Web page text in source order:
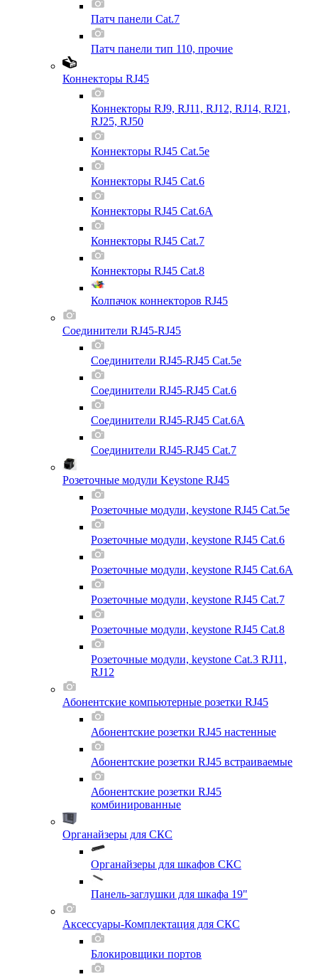
Патч панели Cat.7
Патч панели тип 110, прочие
Коннекторы RJ45
Коннекторы RJ9, RJ11, RJ12, RJ14, RJ21,
RJ25, RJ50
Коннекторы RJ45 Cat.5e
Коннекторы RJ45 Cat.6
Коннекторы RJ45 Cat.6A
Коннекторы RJ45 Cat.7
Коннекторы RJ45 Cat.8
Колпачок коннекторов RJ45
Соединители RJ45-RJ45
Соединители RJ45-RJ45 Cat.5e
Соединители RJ45-RJ45 Cat.6
Соединители RJ45-RJ45 Cat.6A
Соединители RJ45-RJ45 Cat.7
Розеточные модули Keystone RJ45
Розеточные модули, keystone RJ45 Cat.5e
Розеточные модули, keystone RJ45 Cat.6
Розеточные модули, keystone RJ45 Cat.6A
Розеточные модули, keystone RJ45 Cat.7
Розеточные модули, keystone RJ45 Cat.8
Розеточные модули, keystone Cat.3 RJ11,
RJ12
Абонентские компьютерные розетки RJ45
Абонентские розетки RJ45 настенные
Абонентские розетки RJ45 встраиваемые
Абонентские розетки RJ45
комбинированные
Органайзеры для СКС
Органайзеры для шкафов СКС
Панель-заглушки для шкафа 19"
Аксессуары-Комплектация для СКС
Блокировщики портов